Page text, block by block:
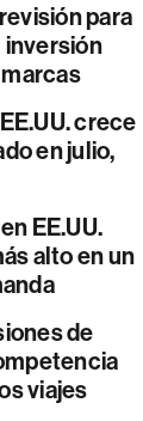
para
inversión
crece
en julio,
EE.UU.
alto en un
de
viajes